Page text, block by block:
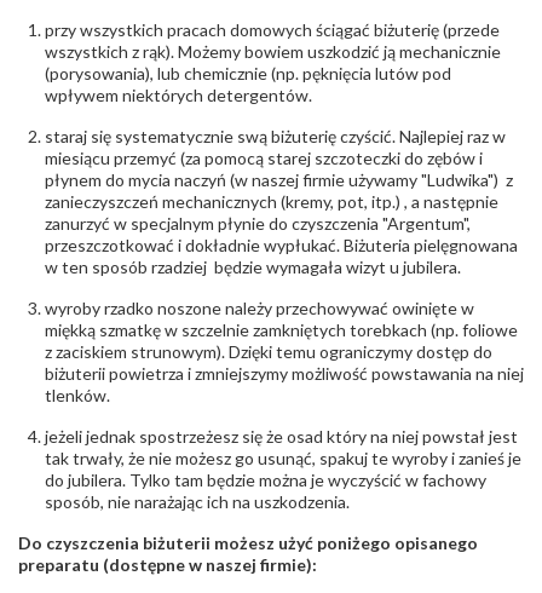
ostrzeżenia:
zawierają nikiel
przy wszystkich pracach domowych ściągać biżuterię (przede
wszystkich z rąk). Możemy bowiem uszkodzić ją mechanicznie
(porysowania), lub chemicznie (np. pęknięcia lutów pod
wpływem niektórych detergentów.
staraj się systematycznie swą biżuterię czyścić. Najlepiej raz w
miesiącu przemyć (za pomocą starej szczoteczki do zębów i
płynem do mycia naczyń (w naszej firmie używamy "Ludwika") z
zanieczyszczeń mechanicznych (kremy, pot, itp.) , a następnie
zanurzyć w specjalnym płynie do czyszczenia "Argentum",
przeszczotkować i dokładnie wypłukać. Biżuteria pielęgnowana
w ten sposób rzadziej będzie wymagała wizyt u jubilera.
wyroby rzadko noszone należy przechowywać owinięte w
miękką szmatkę w szczelnie zamkniętych torebkach (np. foliowe
z zaciskiem strunowym). Dzięki temu ograniczymy dostęp do
biżuterii powietrza i zmniejszymy możliwość powstawania na niej
tlenków.
jeżeli jednak spostrzeżesz się że osad który na niej powstał jest
tak trwały, że nie możesz go usunąć, spakuj te wyroby i zanieś je
do jubilera. Tylko tam będzie można je wyczyścić w fachowy
sposób, nie narażając ich na uszkodzenia.
Do czyszczenia biżuterii możesz użyć poniżego opisanego
preparatu (dostępne w naszej firmie):